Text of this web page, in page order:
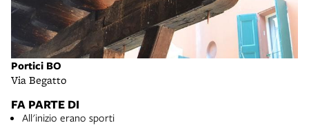
Portici BO
Via Begatto
FA PARTE DI
All'inizio erano sporti